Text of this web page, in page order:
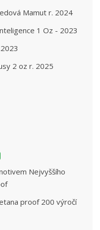
Mamut r. 2024
1 Oz - 2023
2 oz r. 2025
Nejvyššího
proof 200 výročí